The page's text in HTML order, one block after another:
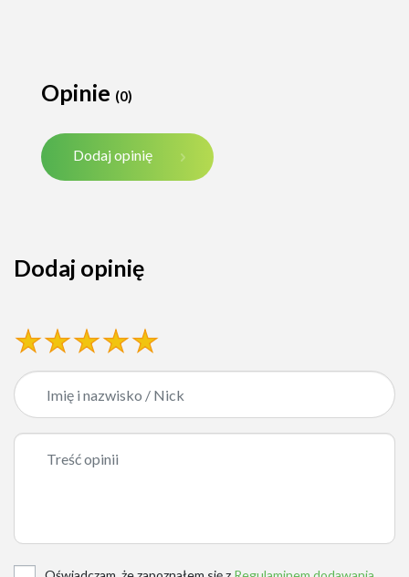
Opinie (0)
Dodaj opinię
Dodaj opinię